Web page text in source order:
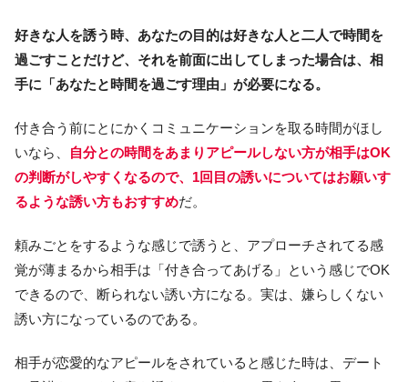
好きな人を誘う時、あなたの目的は好きな人と二人で時間を
過ごすことだけど、それを前面に出してしまった場合は、相
手に「あなたと時間を過ごす理由」が必要になる。
付き合う前にとにかくコミュニケーションを取る時間がほし
いなら、
自分との時間をあまりアピールしない方が相手はOK
の判断がしやすくなるので、1回目の誘いについてはお願いす
るような誘い方もおすすめだ。
頼みごとをするような感じで誘うと、アプローチされてる感
覚が薄まるから相手は「付き合ってあげる」という感じでOK
できるので、断られない誘い方になる。実は、嫌らしくない
誘い方になっているのである。
相手が恋愛的なアピールをされていると感じた時は、デート